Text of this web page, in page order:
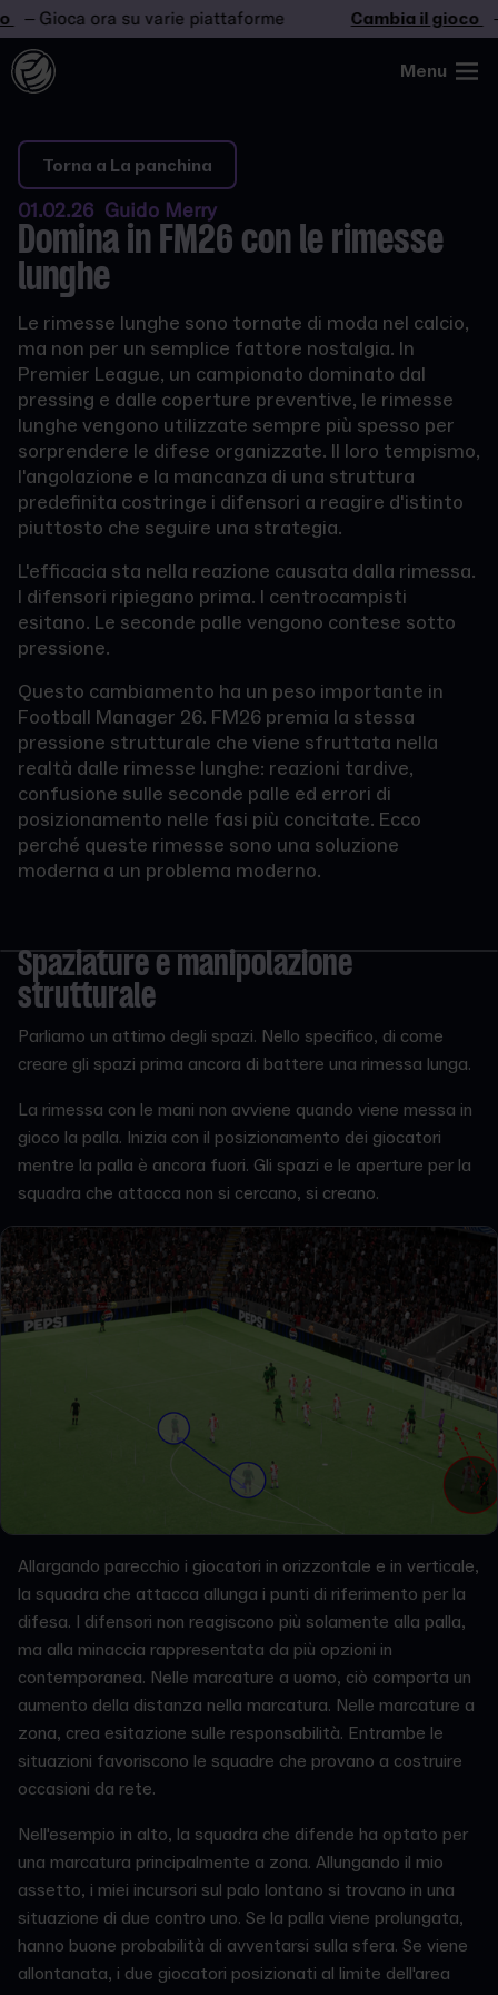
– Gioca ora su varie piattaforme Cambia il gioco –
Menu
Torna a La panchina
01.02.26 Guido Merry
Domina in FM26 con le rimesse
lunghe
Le rimesse lunghe sono tornate di moda nel calcio,
ma non per un semplice fattore nostalgia. In
Premier League, un campionato dominato dal
pressing e dalle coperture preventive, le rimesse
lunghe vengono utilizzate sempre più spesso per
sorprendere le difese organizzate. Il loro tempismo,
l'angolazione e la mancanza di una struttura
predefinita costringe i difensori a reagire d'istinto
piuttosto che seguire una strategia.
L'efficacia sta nella reazione causata dalla rimessa.
I difensori ripiegano prima. I centrocampisti
esitano. Le seconde palle vengono contese sotto
pressione.
Questo cambiamento ha un peso importante in
Football Manager 26. FM26 premia la stessa
pressione strutturale che viene sfruttata nella
realtà dalle rimesse lunghe: reazioni tardive,
confusione sulle seconde palle ed errori di
posizionamento nelle fasi più concitate. Ecco
perché queste rimesse sono una soluzione
moderna a un problema moderno.
Spaziature e manipolazione
strutturale
Parliamo un attimo degli spazi. Nello specifico, di come
creare gli spazi prima ancora di battere una rimessa lunga.
La rimessa con le mani non avviene quando viene messa in
gioco la palla. Inizia con il posizionamento dei giocatori
mentre la palla è ancora fuori. Gli spazi e le aperture per la
squadra che attacca non si cercano, si creano.
Allargando parecchio i giocatori in orizzontale e in verticale,
la squadra che attacca allunga i punti di riferimento per la
difesa. I difensori non reagiscono più solamente alla palla,
ma alla minaccia rappresentata da più opzioni in
contemporanea. Nelle marcature a uomo, ciò comporta un
aumento della distanza nella marcatura. Nelle marcature a
zona, crea esitazione sulle responsabilità. Entrambe le
situazioni favoriscono le squadre che provano a costruire
occasioni da rete.
Nell'esempio in alto, la squadra che difende ha optato per
una marcatura principalmente a zona. Allungando il mio
assetto, i miei incursori sul palo lontano si trovano in una
situazione di due contro uno. Se la palla viene prolungata,
hanno buone probabilità di avventarsi sulla sfera. Se viene
allontanata, i due giocatori posizionati al limite dell'area